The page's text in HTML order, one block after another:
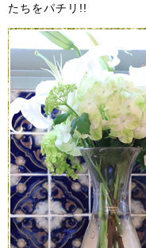
たちをパチリ!!